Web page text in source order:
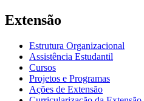
Extensão
Estrutura Organizacional
Assistência Estudantil
Cursos
Projetos e Programas
Ações de Extensão